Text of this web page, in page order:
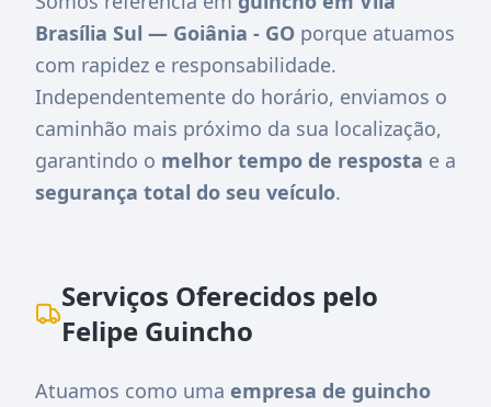
Brasília Sul — Goiânia - GO porque atuamos
com rapidez e responsabilidade.
Independentemente do horário, enviamos o
caminhão mais próximo da sua localização,
garantindo o melhor tempo de resposta e a
segurança total do seu veículo.
Serviços Oferecidos pelo
Felipe Guincho
Atuamos como uma empresa de guincho